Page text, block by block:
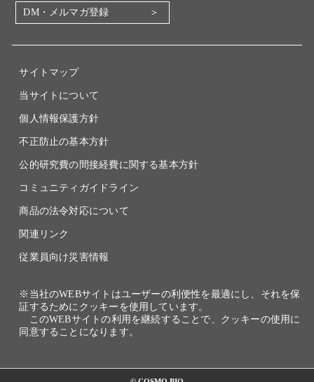
電子公告
DM・メルマガ登録
サイトマップ
当サイトについて
個人情報保護方針
不正防止の基本方針
公的研究費の間接経費に関する基本方針
コミュニティガイドライン
商品の法令対応について
関連リンク
従業員向け災害情報
※当社のWEBサイトはユーザーの利便性を最適にし、それを保
証するためにクッキーを使用しています。
このWEBサイトの利用を継続することで、クッキーの使用に
同意することになります。